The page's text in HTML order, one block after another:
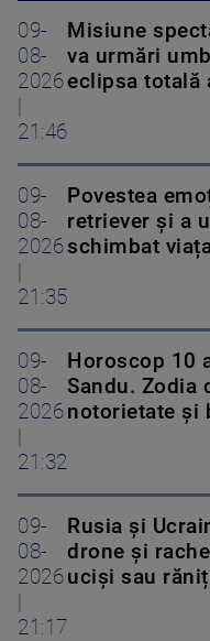
09-
08-
2026
|
21:46
Misiune
va urmări
eclipsa totală
09-
08-
2026
|
21:35
Povestea
retriever și a
schimbat
09-
08-
2026
|
21:32
Horoscop 10
Sandu. Zodia
notorietate și
09-
08-
2026
|
21:17
Rusia și
drone și
uciși sau